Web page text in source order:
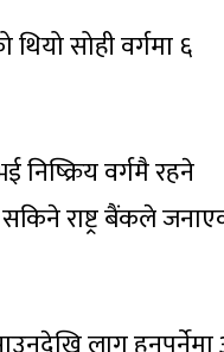
सोही वर्गमा ६
निष्क्रिय वर्गमै रहने
सकिने राष्ट्र बैंकले